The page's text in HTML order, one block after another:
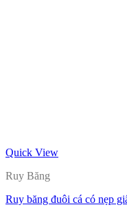
Quick View
Ruy Băng
Ruy băng đuôi cá có nẹp